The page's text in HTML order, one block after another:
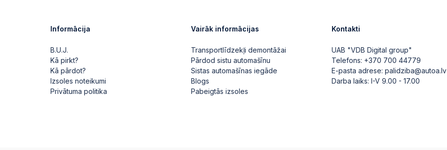
Informācija
B.U.J.
Kā pirkt?
Kā pārdot?
Izsoles noteikumi
Privātuma politika
Vairāk informācijas
Transportlīdzekļi demontāžai
Pārdod sistu automašīnu
Sistas automašīnas iegāde
Blogs
Pabeigtās izsoles
Kontakti
UAB "VDB Digital group"
Telefons: +370 700 44779
E-pasta adrese: palidziba@autoa.lv
Darba laiks: I-V 9.00 - 17.00